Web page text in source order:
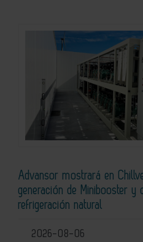
Advansor mostrará en
generación de Minibooster y
refrigeración natural
2026-08-06